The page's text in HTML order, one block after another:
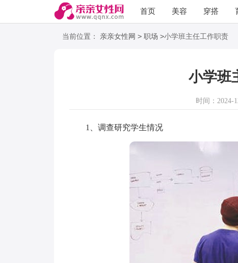
首页 美容 穿搭
语录 阅读
当前位置： 亲亲女性网 > 职场 >小学班主任工作职责
小学班
时间：2024-
1、调查研究学生情况